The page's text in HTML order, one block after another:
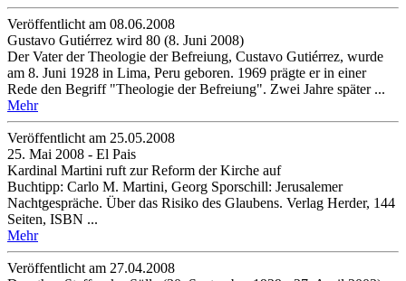
Veröffentlicht am 08­.06.2008
Gustavo Gutiérrez wird 80 (8. Juni 2008)
Der Vater der Theologie der Befreiung, Custavo Gutiérrez, wurde
am 8. Juni 1928 in Lima, Peru geboren. 1969 prägte er in einer
Rede den Begriff "Theologie der Befreiung". Zwei Jahre später ...
Mehr
Veröffentlicht am 25­.05.2008
25. Mai 2008 - El Pais
Kardinal Martini ruft zur Reform der Kirche auf
Buchtipp: Carlo M. Martini, Georg Sporschill: Jerusalemer
Nachtgespräche. Über das Risiko des Glaubens. Verlag Herder, 144
Seiten, ISBN ...
Mehr
Veröffentlicht am 27­.04.2008